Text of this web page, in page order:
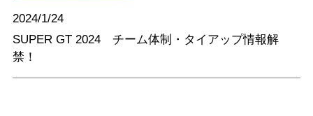
2024/1/24
SUPER GT 2024 チーム体制・タイアップ情報解
禁！